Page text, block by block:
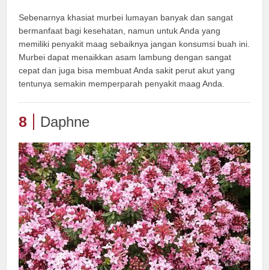
Sebenarnya khasiat murbei lumayan banyak dan sangat
bermanfaat bagi kesehatan, namun untuk Anda yang
memiliki penyakit maag sebaiknya jangan konsumsi buah ini.
Murbei dapat menaikkan asam lambung dengan sangat
cepat dan juga bisa membuat Anda sakit perut akut yang
tentunya semakin memperparah penyakit maag Anda.
8 Daphne